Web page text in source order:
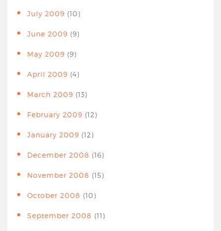
July 2009 (10)
June 2009 (9)
May 2009 (9)
April 2009 (4)
March 2009 (13)
February 2009 (12)
January 2009 (12)
December 2008 (16)
November 2008 (15)
October 2008 (10)
September 2008 (11)